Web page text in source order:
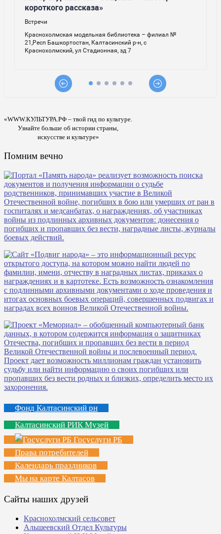
«WWW.КУЛЬТУРА.РФ – твой гид по культуре.
Узнайте больше об истории страны,
искусстве и культуре»
Помним вечно
Фонд Калтасинский рн
Калтасинский РИК Музей
Госуслуги РБ
Права потребителей
Календарь праздников
Мы на карте Калтасов
Сайты наших друзей
Краснохолмский сельсовет
Альшеевский Отдел Культуры